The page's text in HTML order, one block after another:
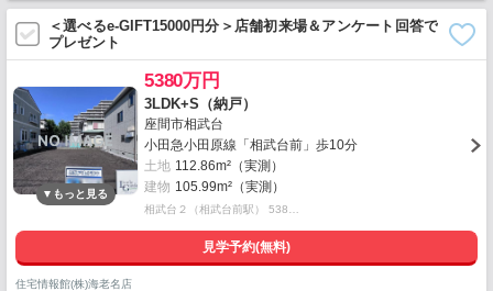
＜選べるe-GIFT15000円分＞店舗初来場＆アンケート回答で
プレゼント
5380万円
3LDK+S（納戸）
座間市相武台
小田急小田原線「相武台前」歩10分
土地 112.86m²（実測）
建物 105.99m²（実測）
相武台２（相武台前駅） 538…
見学予約(無料)
住宅情報館(株)海老名店